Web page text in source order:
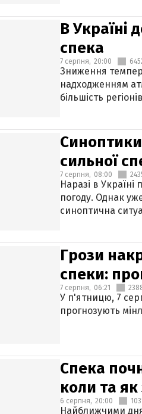
В Україні
спека
7 серпня, 20:00
Зниження
надходженням
більшість
сильної
7 серпня, 08:00
Наразі в
погоду. Однак
синоптична
Грози
спеки:
7 серпня, 06:21
У п'ятницю, 7
прогнозують
Спека
коли та як
6 серпня, 20:00
Найближчими